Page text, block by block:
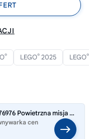
® LEGO® 2025 LEGO®
LEGO Jurassic World 76976 Powietrzna misja z kecalkoatlem i spinozaurem
cen